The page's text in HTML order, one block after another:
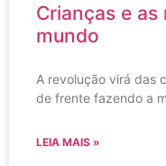
Crianças e as
mundo
A revolução virá das
de frente fazendo a
LEIA MAIS »